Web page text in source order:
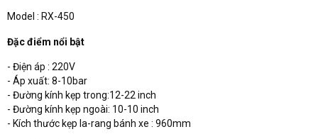
Model : RX-450
Đặc điểm nổi bật
- Điện áp : 220V
- Áp xuất: 8-10bar
- Đường kính kẹp trong:12-22 inch
- Đường kính kẹp ngoài: 10-10 inch
- Kích thước kẹp la-rang bánh xe : 960mm